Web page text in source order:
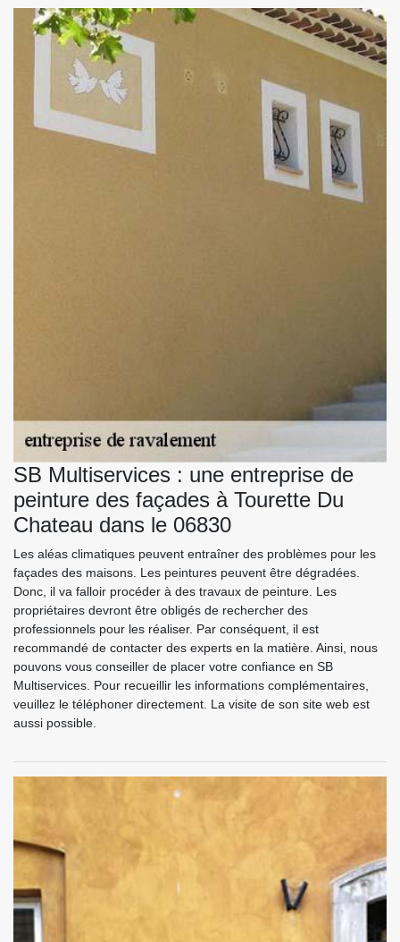
SB Multiservices : une entreprise de
peinture des façades à Tourette Du
Chateau dans le 06830
Les aléas climatiques peuvent entraîner des problèmes pour les
façades des maisons. Les peintures peuvent être dégradées.
Donc, il va falloir procéder à des travaux de peinture. Les
propriétaires devront être obligés de rechercher des
professionnels pour les réaliser. Par conséquent, il est
recommandé de contacter des experts en la matière. Ainsi, nous
pouvons vous conseiller de placer votre confiance en SB
Multiservices. Pour recueillir les informations complémentaires,
veuillez le téléphoner directement. La visite de son site web est
aussi possible.